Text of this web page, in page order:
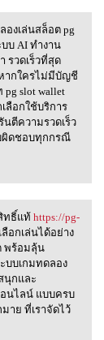
เย่นต์
องเล่นสล็อต pg
บ AI ทำงาน
รวดเร็วที่สุด
ากใครไม่มีบัญชี
pg slot wallet
ลือกใช้บริการ
ตีความรวดเร็ว
ผิดชอบทุกกรณี
ล่นฟรี
ทธิ์แท้ https://pg-
ลือกเล่นได้อย่าง
พร้อมลุ้น
บบเกมทดลอง
นุกและ
นไลน์ แบบครบ
าย ที่เราจัดไว้